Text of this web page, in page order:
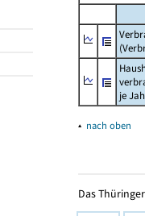
je
▴ nach oben
Das